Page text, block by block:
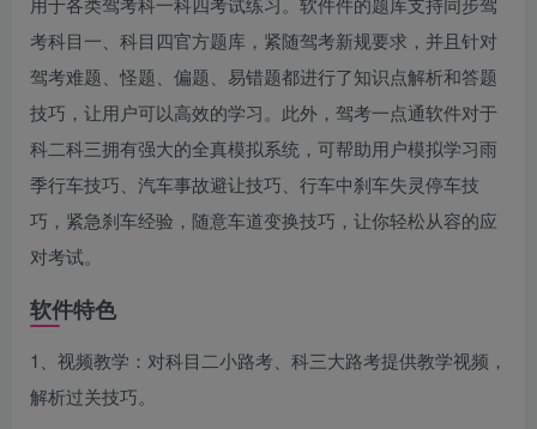
考科目一、科目四官方题库，紧随驾考新规要求，并且针对
驾考难题、怪题、偏题、易错题都进行了知识点解析和答题
技巧，让用户可以高效的学习。此外，驾考一点通软件对于
科二科三拥有强大的全真模拟系统，可帮助用户模拟学习雨
季行车技巧、汽车事故避让技巧、行车中刹车失灵停车技
巧，紧急刹车经验，随意车道变换技巧，让你轻松从容的应
对考试。
软件特色
1、视频教学：对科目二小路考、科三大路考提供教学视频，
解析过关技巧。